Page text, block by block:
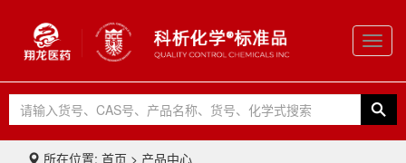
所在位置: 首页 > 产品中心